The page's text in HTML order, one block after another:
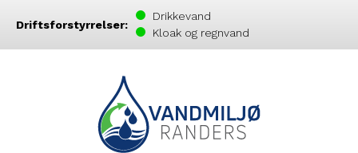
Driftsforstyrrelser:
Drikkevand
Kloak og regnvand